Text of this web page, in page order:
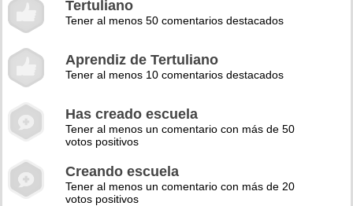
Tertuliano
Tener al menos 50 comentarios destacados
Aprendiz de Tertuliano
Tener al menos 10 comentarios destacados
Has creado escuela
Tener al menos un comentario con más de 50
votos positivos
Creando escuela
Tener al menos un comentario con más de 20
votos positivos